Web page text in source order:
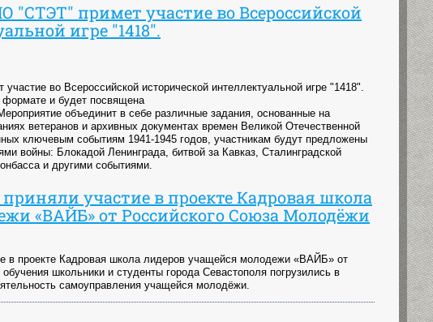
"СТЭТ" примет участие во Всероссийской
игре "1418".
во Всероссийской исторической интеллектуальной игре "1418".
формате и будет посвящена
объединит в себе различные задания, основанные на
ветеранов и архивных документах времен Великой Отечественной
ключевым событиям 1941-1945 годов, участникам будут предложены
войны: Блокадой Ленинграда, битвой за Кавказ, Сталинградской
и другими событиями.
участие в проекте Кадровая школа
«ВАЙБ» от Российского Союза Молодёжи
проекте Кадровая школа лидеров учащейся молодежи «ВАЙБ» от
школьники и студенты города Севастополя погрузились в
самоуправления учащейся молодёжи.